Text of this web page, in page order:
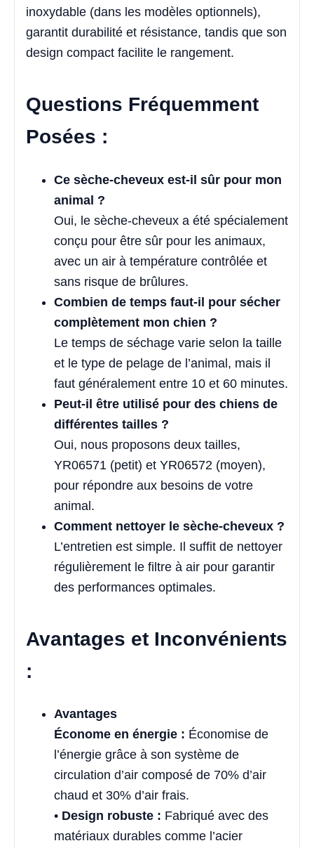
inoxydable (dans les modèles optionnels),
garantit durabilité et résistance, tandis que son
design compact facilite le rangement.
Questions Fréquemment
Posées :
Ce sèche-cheveux est-il sûr pour mon
animal ?
Oui, le sèche-cheveux a été spécialement
conçu pour être sûr pour les animaux,
avec un air à température contrôlée et
sans risque de brûlures.
Combien de temps faut-il pour sécher
complètement mon chien ?
Le temps de séchage varie selon la taille
et le type de pelage de l’animal, mais il
faut généralement entre 10 et 60 minutes.
Peut-il être utilisé pour des chiens de
différentes tailles ?
Oui, nous proposons deux tailles,
YR06571 (petit) et YR06572 (moyen),
pour répondre aux besoins de votre
animal.
Comment nettoyer le sèche-cheveux ?
L’entretien est simple. Il suffit de nettoyer
régulièrement le filtre à air pour garantir
des performances optimales.
Avantages et Inconvénients
:
Avantages
Économe en énergie : Économise de
l’énergie grâce à son système de
circulation d’air composé de 70% d’air
chaud et 30% d’air frais.
• Design robuste : Fabriqué avec des
matériaux durables comme l’acier